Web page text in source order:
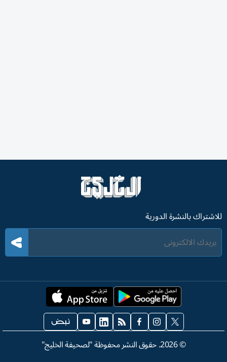
للاشتراك بالنشرة الدورية
©
2026. حقوق النشر محفوظة "لصحيفة الخليج"